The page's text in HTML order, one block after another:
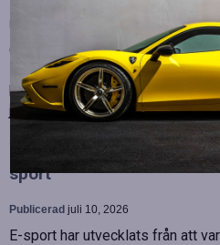
OHLA Sverige stärker sin
Malin Bergman som HR-chef
biträdande ekonomichef. Båda
juni 2026 och kommer att…
Betydelsen av snabb
sport
Publicerad juli 10, 2026
E-sport har utvecklats från att